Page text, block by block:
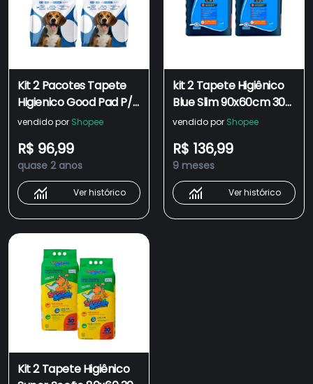
Kit 2 Pacotes Tapete
Higienico Good Pad P/
Cães E Gatos 80x60
Total Higiênico 30 Em
Cada Pacote
vendido por Shopee
R$ 96,99
quase 2 anos
Ver histórico
kit 2 Tapete Higiênico
Blue Slim 90x60cm 30
unidades
vendido por Shopee
R$ 136,99
9 meses
Ver histórico
Kit 2 Tapete Higiênico